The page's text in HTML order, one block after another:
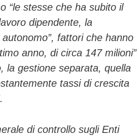
“le stesse che ha subito il
dipendente, la
fattori che hanno
anno, di circa 147 milioni”
la gestione separata, quella
tassi di crescita
di controllo sugli Enti